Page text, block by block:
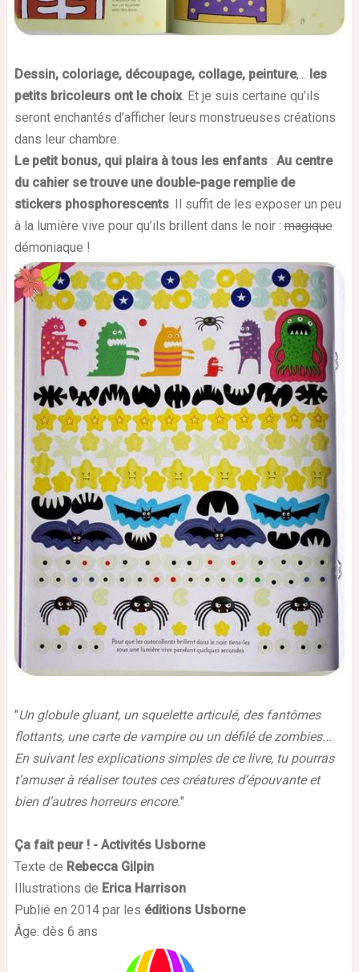
Dessin, coloriage, découpage, collage, peinture,... les
petits bricoleurs ont le choix. Et je suis certaine qu’ils
seront enchantés d’afficher leurs monstrueuses créations
dans leur chambre.
Le petit bonus, qui plaira à tous les enfants : Au centre
du cahier se trouve une double-page remplie de
stickers phosphorescents. Il suffit de les exposer un peu
à la lumière vive pour qu’ils brillent dans le noir :magique
démoniaque !
"Un globule gluant, un squelette articulé, des fantômes
flottants, une carte de vampire ou un défilé de zombies...
En suivant les explications simples de ce livre, tu pourras
t’amuser à réaliser toutes ces créatures d’épouvante et
bien d’autres horreurs encore."
Ça fait peur ! - Activités Usborne
Texte de Rebecca Gilpin
Illustrations de Erica Harrison
Publié en 2014 par les éditions Usborne
Âge: dès 6 ans